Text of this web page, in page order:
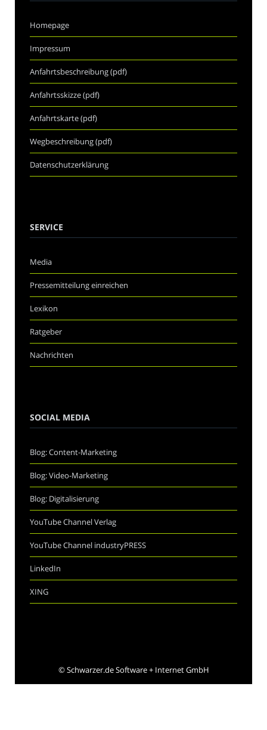
Homepage
Impressum
Anfahrtsbeschreibung (pdf)
Anfahrtsskizze (pdf)
Anfahrtskarte (pdf)
Wegbeschreibung (pdf)
Datenschutzerklärung
SERVICE
Media
Pressemitteilung einreichen
Lexikon
Ratgeber
Nachrichten
SOCIAL MEDIA
Blog: Content-Marketing
Blog: Video-Marketing
Blog: Digitalisierung
YouTube Channel Verlag
YouTube Channel industryPRESS
LinkedIn
XING
©Schwarzer.de Software + Internet GmbH